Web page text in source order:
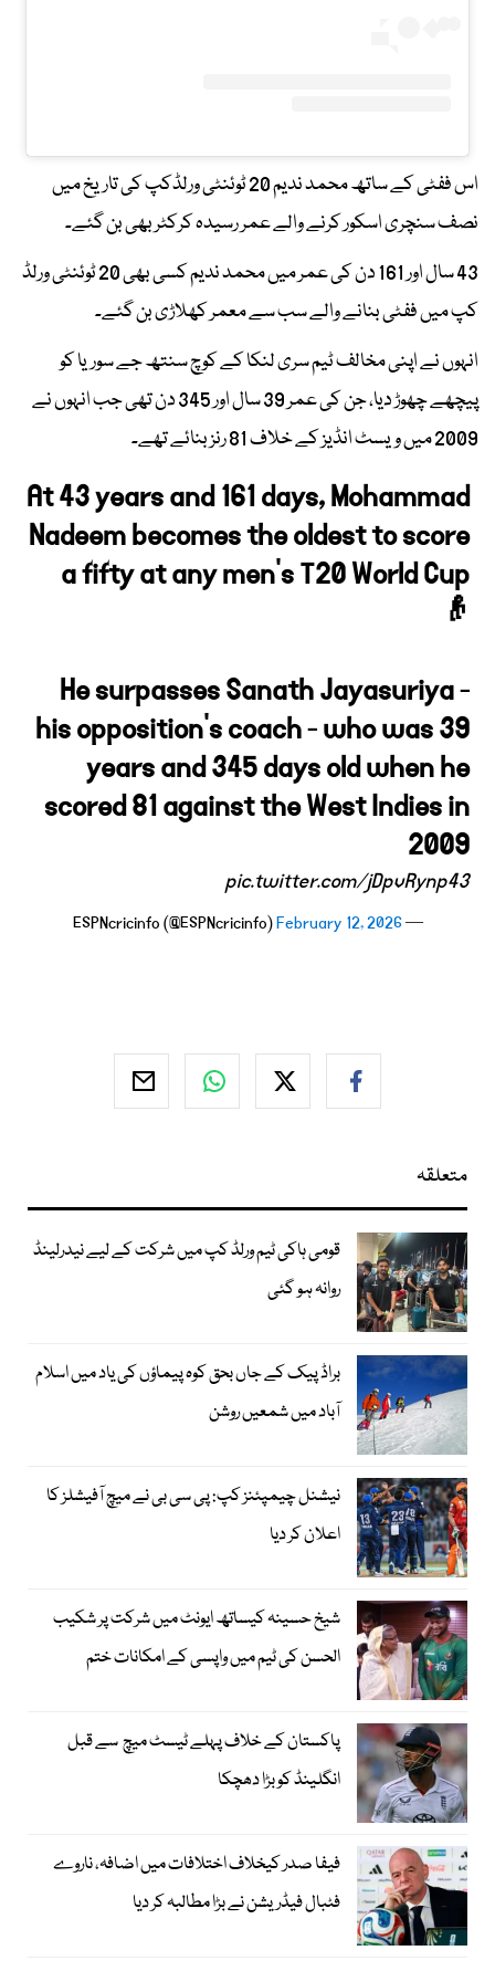
اس ففٹی کے ساتھ محمد ندیم 20 ٹوئنٹی ورلڈکپ کی تاریخ میں
نصف سنچری اسکور کرنے والے عمر رسیدہ کرکٹر بھی بن گئے۔
43 سال اور 161 دن کی عمر میں محمد ندیم کسی بھی 20 ٹوئنٹی ورلڈ
کپ میں ففٹی بنانے والے سب سے معمر کھلاڑی بن گئے۔
انہوں نے اپنی مخالف ٹیم سری لنکا کے کوچ سنتھ جے سوریا کو
پیچھے چھوڑ دیا، جن کی عمر 39 سال اور 345 دن تھی جب انہوں نے
2009 میں ویسٹ انڈیز کے خلاف 81 رنز بنائے تھے۔
At 43 years and 161 days, Mohammad
Nadeem becomes the oldest to score
a fifty at any men's T20 World Cup
👴
He surpasses Sanath Jayasuriya -
his opposition's coach - who was 39
years and 345 days old when he
scored 81 against the West Indies in
2009
pic.twitter.com/jDpvRynp43
— ESPNcricinfo (@ESPNcricinfo)
February 12, 2026
متعلقہ
قومی ہاکی ٹیم ورلڈ کپ میں شرکت کے لیے نیدرلینڈ
روانہ ہو گئی
براڈ پیک کے جاں بحق کوہ پیماؤں کی یاد میں اسلام
آباد میں شمعیں روشن
نیشنل چیمپئنز کپ: پی سی بی نے میچ آفیشلز کا
اعلان کر دیا
شیخ حسینہ کیساتھ ایونٹ میں شرکت پر شکیب
الحسن کی ٹیم میں واپسی کے امکانات ختم
پاکستان کے خلاف پہلے ٹیسٹ میچ سے قبل
انگلینڈ کو بڑا دھچکا
فیفا صدر کیخلاف اختلافات میں اضافہ، ناروے
فٹبال فیڈریشن نے بڑا مطالبہ کر دیا